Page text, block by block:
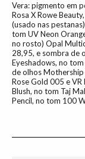
Vera: pigmento em
Rosa X Rowe
(usado nas
tom UV Neon
no rosto) Opal
28,95, e sombra de
Eyeshadows, no
de olhos Mothership
Rose Gold 005 e VR
Blush, no tom Taj
Pencil, no tom 100